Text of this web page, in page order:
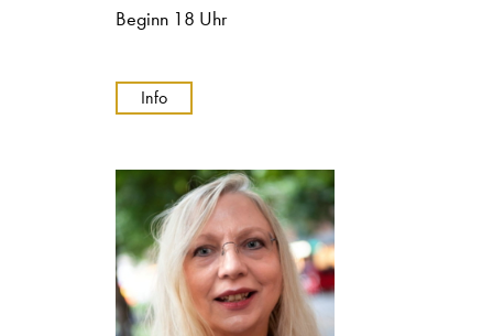
Beginn 18 Uhr
Info